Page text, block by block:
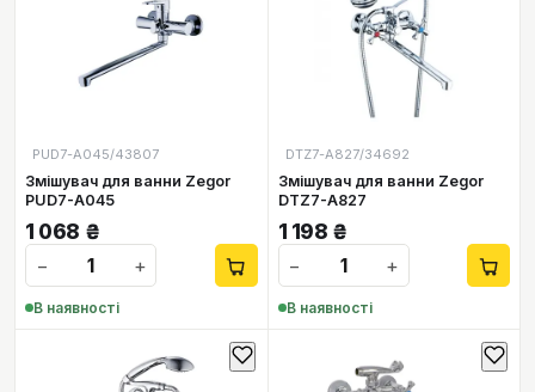
PUD7-A045/43807
Змішувач для ванни Zegor
PUD7-A045
1 068 ₴
−
+
В наявності
DTZ7-A827/34692
Змішувач для ванни Zegor
DTZ7-A827
1 198 ₴
−
+
В наявності